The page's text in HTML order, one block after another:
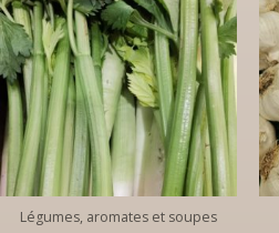
Légumes, aromates et soupes